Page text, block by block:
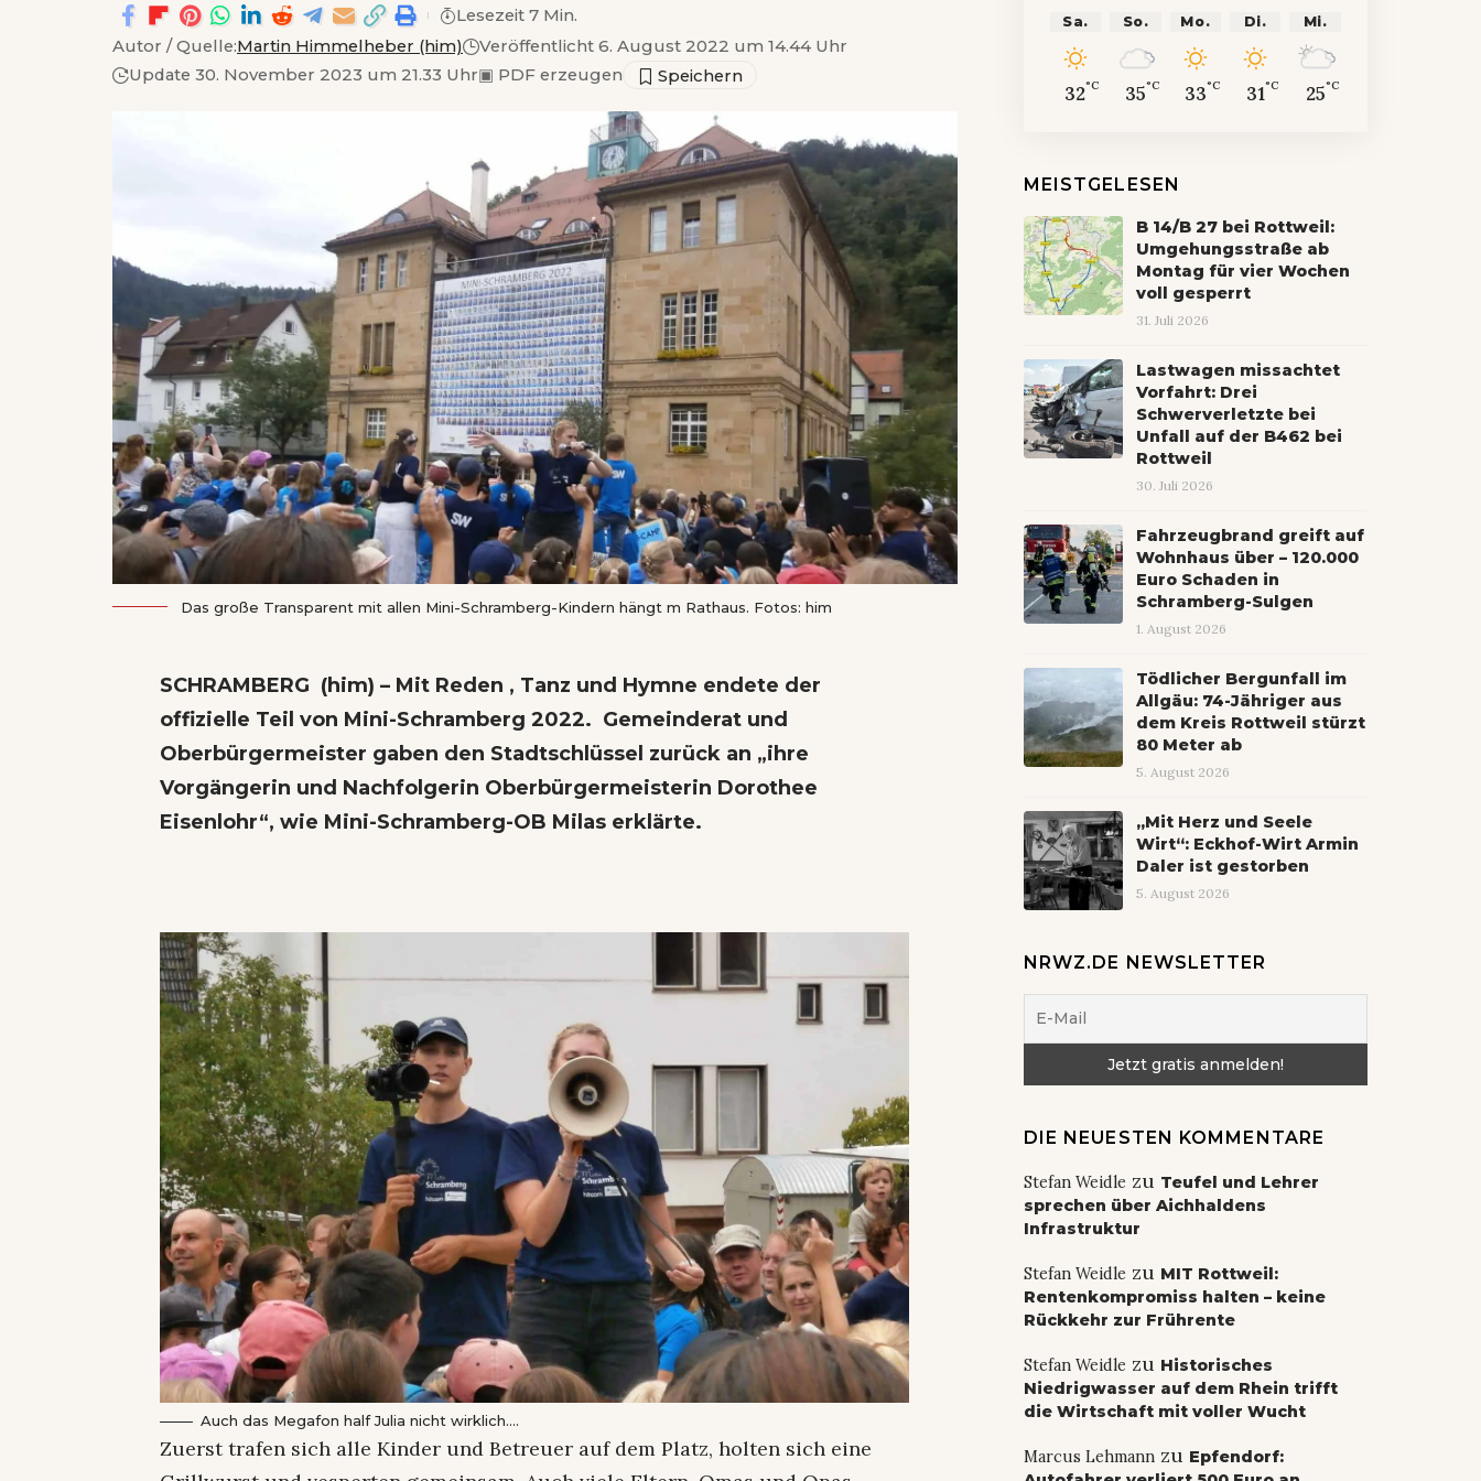
Autor / Quelle:Martin Himmelheber (him)
Veröffentlicht 6. August 2022 um 14.44 Uhr
Update 30. November 2023 um 21.33 Uhr▣ PDF erzeugen
Lesezeit 7 Min.
Das große Transparent mit allen Mini-Schramberg-Kindern hängt m Rathaus. Fotos: him
SCHRAMBERG (him) – Mit Reden , Tanz und Hymne endete der
offizielle Teil von Mini-Schramberg 2022. Gemeinderat und
Oberbürgermeister gaben den Stadtschlüssel zurück an „ihre
Vorgängerin und Nachfolgerin Oberbürgermeisterin Dorothee
Eisenlohr“, wie Mini-Schramberg-OB Milas erklärte.
Auch das Megafon half Julia nicht wirklich….
Zuerst trafen sich alle Kinder und Betreuer auf dem Platz, holten sich eine
Sa.
32°C
So.
35°C
Mo.
33°C
Di.
31°C
Mi.
25°C
MEISTGELESEN
B 14/B 27 bei Rottweil:
Umgehungsstraße ab
Montag für vier Wochen
voll gesperrt
31. Juli 2026
Lastwagen missachtet
Vorfahrt: Drei
Schwerverletzte bei
Unfall auf der B462 bei
Rottweil
30. Juli 2026
Fahrzeugbrand greift auf
Wohnhaus über – 120.000
Euro Schaden in
Schramberg-Sulgen
1. August 2026
Tödlicher Bergunfall im
Allgäu: 74-Jähriger aus
dem Kreis Rottweil stürzt
80 Meter ab
5. August 2026
„Mit Herz und Seele
Wirt“: Eckhof-Wirt Armin
Daler ist gestorben
5. August 2026
NRWZ.DE NEWSLETTER
DIE NEUESTEN KOMMENTARE
Stefan Weidle zu Teufel und Lehrer
sprechen über Aichhaldens
Infrastruktur
Stefan Weidle zu MIT Rottweil:
Rentenkompromiss halten – keine
Rückkehr zur Frührente
Stefan Weidle zu Historisches
Niedrigwasser auf dem Rhein trifft
die Wirtschaft mit voller Wucht
Marcus Lehmannzu Epfendorf: